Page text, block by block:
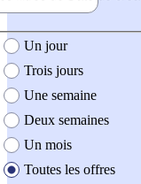
création de l'offre
Un jour
Trois jours
Une semaine
Deux semaines
Un mois
Toutes les offres